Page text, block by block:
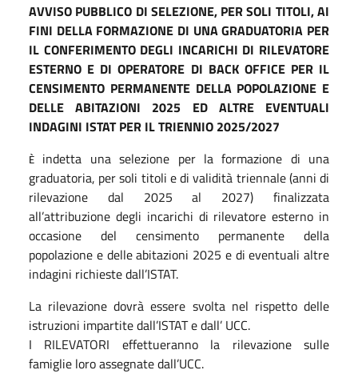
AVVISO PUBBLICO DI SELEZIONE, PER SOLI TITOLI, AI
FINI DELLA FORMAZIONE DI UNA GRADUATORIA PER
IL CONFERIMENTO DEGLI INCARICHI DI RILEVATORE
ESTERNO E DI OPERATORE DI BACK OFFICE PER IL
CENSIMENTO PERMANENTE DELLA POPOLAZIONE E
DELLE ABITAZIONI 2025 ED ALTRE EVENTUALI
INDAGINI ISTAT PER IL TRIENNIO 2025/2027
È
indetta una selezione per la formazione di una
graduatoria, per soli titoli e di validità triennale (anni di
rilevazione dal 2025 al 2027) finalizzata
all’attribuzione degli incarichi di rilevatore esterno in
occasione del censimento permanente della
popolazione e delle abitazioni 2025 e di eventuali altre
indagini richieste dall’ISTAT.
La rilevazione dovrà essere svolta nel rispetto delle
istruzioni impartite dall’ISTAT e dall’ UCC.
I RILEVATORI effettueranno la rilevazione sulle
famiglie loro assegnate dall’UCC.